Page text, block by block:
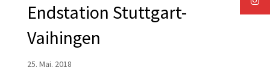
Endstation Stuttgart-
Vaihingen
25. Mai. 2018